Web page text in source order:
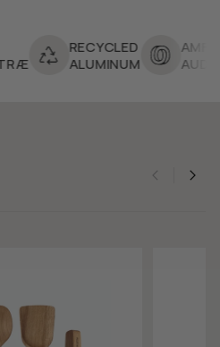
RECYCLED
ALUMINUM
AMFORI
AUDITED